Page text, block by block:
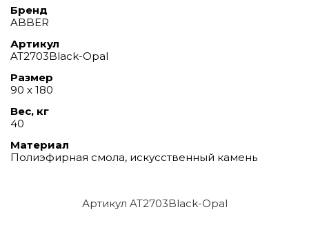
Артикул AT2703Black-Opal
Бренд
ABBER
Артикул
AT2703Black-Opal
Размер
90 х 180
Вес, кг
40
Материал
Полиэфирная смола, искусственный камень